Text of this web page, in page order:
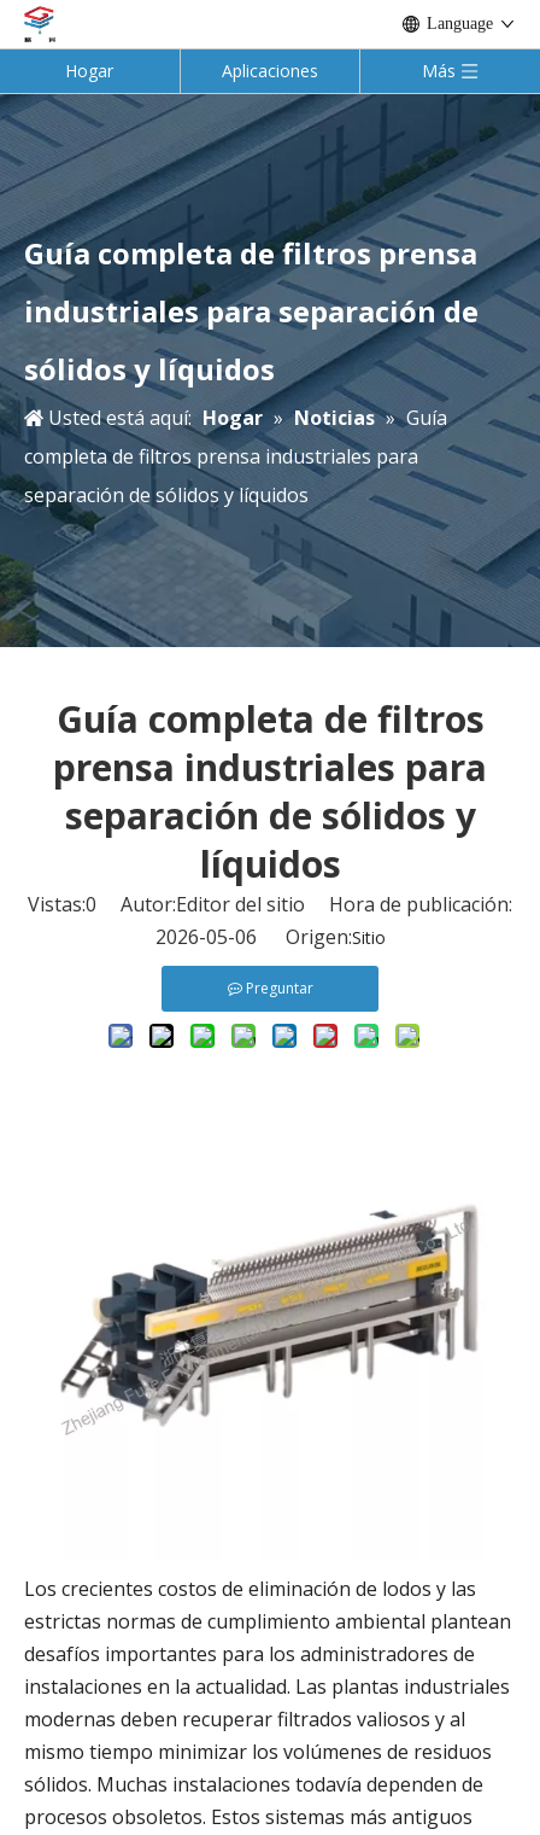
Language
Hogar Aplicaciones Más
Guía completa de filtros prensa
industriales para separación de
sólidos y líquidos
Usted está aquí: Hogar » Noticias » Guía
completa de filtros prensa industriales para
separación de sólidos y líquidos
Guía completa de filtros
prensa industriales para
separación de sólidos y
líquidos
Vistas:0 Autor:Editor del sitio Hora de publicación:
2026-05-06 Origen:Sitio
Preguntar
Los crecientes costos de eliminación de lodos y las
estrictas normas de cumplimiento ambiental plantean
desafíos importantes para los administradores de
instalaciones en la actualidad. Las plantas industriales
modernas deben recuperar filtrados valiosos y al
mismo tiempo minimizar los volúmenes de residuos
sólidos. Muchas instalaciones todavía dependen de
procesos obsoletos. Estos sistemas más antiguos